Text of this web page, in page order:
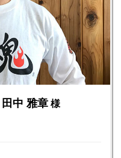
田中 雅章様